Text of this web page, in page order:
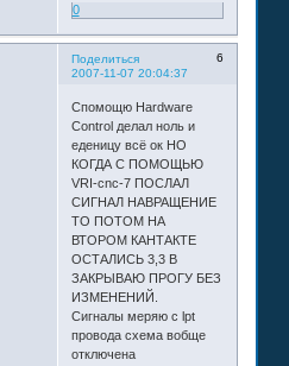
0
Поделиться
6
2007-11-07 20:04:37
Спомощю Hardware
Control делал ноль и
еденицу всё ок НО
КОГДА С ПОМОЩЬЮ
VRI-cnc-7 ПОСЛАЛ
СИГНАЛ НАВРАЩЕНИЕ
ТО ПОТОМ НА
ВТОРОМ КАНТАКТЕ
ОСТАЛИСЬ 3,3 В
ЗАКРЫВАЮ ПРОГУ БЕЗ
ИЗМЕНЕНИЙ.
Сигналы меряю с lpt
провода схема вобще
отключена